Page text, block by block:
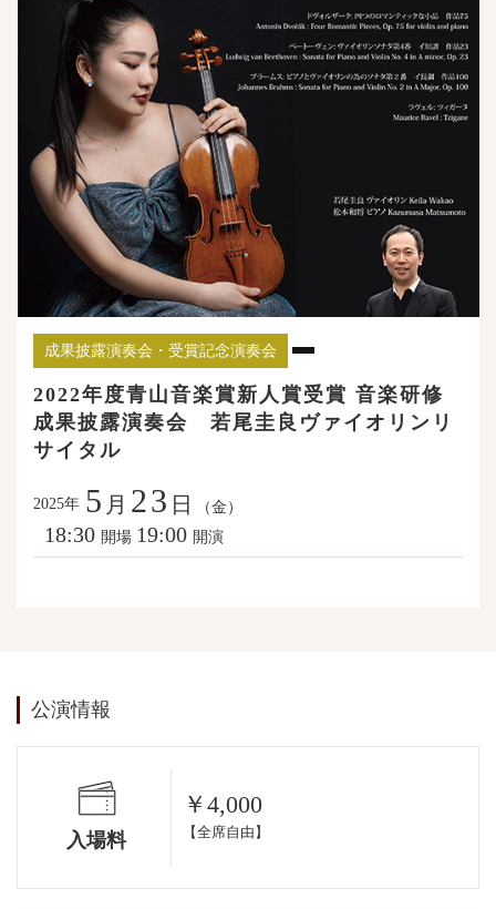
成果披露演奏会・受賞記念演奏会
2022年度青山音楽賞新人賞受賞 音楽研修
成果披露演奏会 若尾圭良ヴァイオリンリ
サイタル
2025年 5 月 23 日 （金）
18:30 開場 19:00 開演
公演情報
入場料
￥4,000
【全席自由】